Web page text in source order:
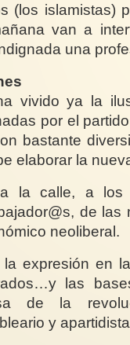
(los islamistas)
van a
una
vivido ya la
por el
bastante
elaborar la
la calle, a los
de
neoliberal.
expresión en
las
de la
y